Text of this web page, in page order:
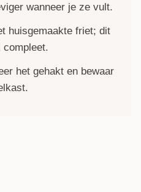
wanneer je ze vult.
huisgemaakte friet; dit
compleet.
het gehakt en bewaar